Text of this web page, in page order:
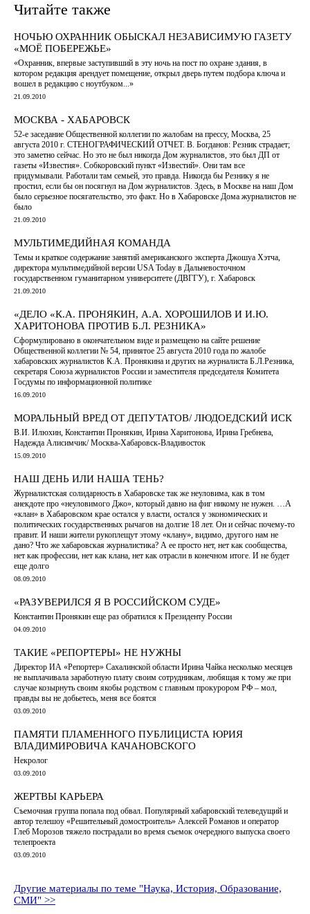
Читайте также
НОЧЬЮ ОХРАННИК ОБЫСКАЛ НЕЗАВИСИМУЮ ГАЗЕТУ
«МОЁ ПОБЕРЕЖЬЕ»
«Охранник, впервые заступивший в эту ночь на пост по охране здания, в
котором редакция арендует помещение, открыл дверь путем подбора ключа и
вошел в редакцию с ноутбуком...»
21.09.2010
МОСКВА - ХАБАРОВСК
52-е заседание Общественной коллегии по жалобам на прессу, Москва, 25
августа 2010 г. СТЕНОГРАФИЧЕСКИЙ ОТЧЕТ. В. Богданов: Резник страдает;
это заметно сейчас. Но это не был никогда Дом журналистов, это был ДП от
газеты «Известия». Собкоровский пункт «Известий». Они там все
придумывали. Работали там семьей, это правда. Никогда бы Резнику я не
простил, если бы он посягнул на Дом журналистов. Здесь, в Москве на наш Дом
было серьезное посягательство, это факт. Но в Хабаровске Дома журналистов не
было
21.09.2010
МУЛЬТИМЕДИЙНАЯ КОМАНДА
Темы и краткое содержание занятий американского эксперта Джошуа Хэтча,
директора мультимедийной версии USA Today в Дальневосточном
государственном гуманитарном университете (ДВГГУ), г. Хабаровск
21.09.2010
«ДЕЛО «К.А. ПРОНЯКИН, А.А. ХОРОШИЛОВ И И.Ю.
ХАРИТОНОВА ПРОТИВ Б.Л. РЕЗНИКА»
Сформулировано в окончательном виде и размещено на сайте решение
Общественной коллегии № 54, принятое 25 августа 2010 года по жалобе
хабаровских журналистов К.А. Пронякина и других на журналиста Б.Л.Резника,
секретаря Союза журналистов России и заместителя председателя Комитета
Госдумы по информационной политике
16.09.2010
МОРАЛЬНЫЙ ВРЕД ОТ ДЕПУТАТОВ/ ЛЮДОЕДСКИЙ ИСК
В.И. Илюхин, Константин Пронякин, Ирина Харитонова, Ирина Гребнева,
Надежда Алисимчик/ Москва-Хабаровск-Владивосток
15.09.2010
НАШ ДЕНЬ ИЛИ НАША ТЕНЬ?
Журналистская солидарность в Хабаровске так же неуловима, как в том
анекдоте про «неуловимого Джо», который давно на фиг никому не нужен. …А
«клан» в Хабаровском крае остался у власти, остался у экономических и
политических государственных рычагов на долгие 18 лет. Он и сейчас почему-то
правит. И наши жители рукоплещут этому «клану», видимо, другого нам не
дано? Что же хабаровская журналистика? А ее просто нет, нет как сообщества,
нет как профессии, нет как клана, нет как отрасли в конечном итоге. И не будет
еще долго
08.09.2010
«РАЗУВЕРИЛСЯ Я В РОССИЙСКОМ СУДЕ»
Константин Пронякин еще раз обратился к Президенту России
04.09.2010
ТАКИЕ «РЕПОРТЕРЫ» НЕ НУЖНЫ
Директор ИА «Репортер» Сахалинской области Ирина Чайка несколько месяцев
не выплачивала заработную плату своим сотрудникам, любящая к тому же при
случае козырнуть своим якобы родством с главным прокурором РФ – мол,
правды вы не добьетесь, меня все боятся
03.09.2010
ПАМЯТИ ПЛАМЕННОГО ПУБЛИЦИСТА ЮРИЯ
ВЛАДИМИРОВИЧА КАЧАНОВСКОГО
Некролог
03.09.2010
ЖЕРТВЫ КАРЬЕРА
Съемочная группа попала под обвал. Популярный хабаровский телеведущий и
автор телешоу «Решительный домостроитель» Алексей Романов и оператор
Глеб Морозов тяжело пострадали во время съемок очередного выпуска своего
телепроекта
03.09.2010
Другие материалы по теме "Наука, История, Образование,
СМИ" >>